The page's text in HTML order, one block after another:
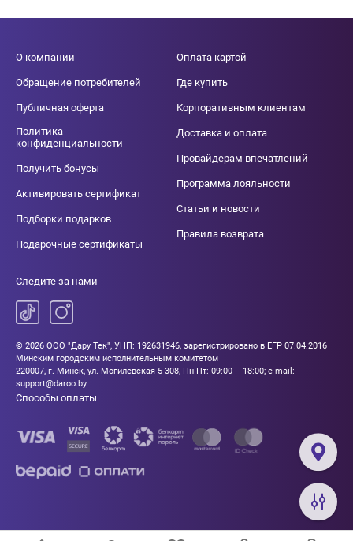
О компании
Обращение потребителей
Публичная оферта
Политика
конфиденциальности
Получить бонусы
Активировать сертификат
Подборки подарков
Подарочные сертификаты
Оплата картой
Где купить
Корпоративным клиентам
Доставка и оплата
Провайдерам впечатлений
Программа лояльности
Статьи и новости
Правила возврата
Следите за нами
© 2026 ООО "Дару Тек", УНП: 192631946, зарегистрировано в ЕГР 07.04.2016
Минским городским исполнительным комитетом
220007, г. Минск, ул. Могилевская 5-308, Пн-Пт: 09:00 – 18:00; e-mail:
support@daroo.by
Способы оплаты